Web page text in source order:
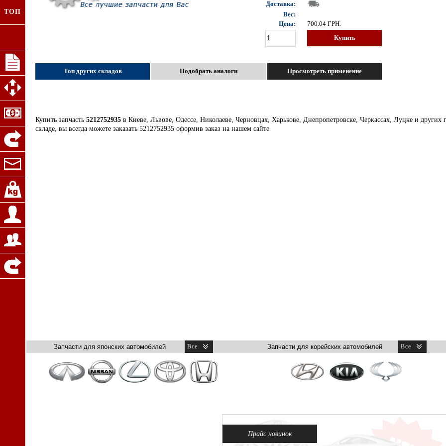
ТОП
Доставка:
Вес:
Цена:
700.04 ГРН.
Купить
Топ других складов Подобрать аналоги Просмотреть применение
Купить запчасть5212752935 в Киеве, Львове, Одессе, Николаеве, Черновцах, Харькове, Днепропетровске, Черкассах, Луцке и
складе, вы всегда можете заказать 5212752935 оформив заказ на нашем сайте
Прайс новинок